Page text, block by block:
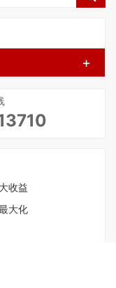
+
收益
大化